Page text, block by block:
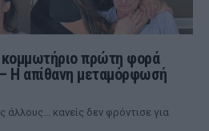
πρώτη φορά
Η απίθανη μεταμόρφωσή
άλλους... κανείς δεν φρόντισε για